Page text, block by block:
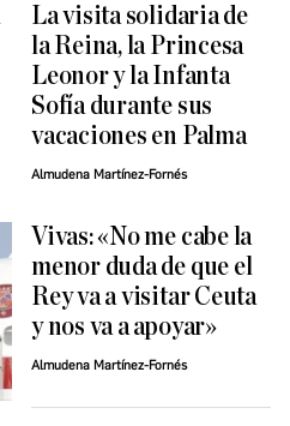
La visita solidaria de
la Reina, la Princesa
Leonor y la Infanta
Sofía durante sus
vacaciones en Palma
Almudena Martínez-Fornés
Vivas: «No me cabe la
menor duda de que el
Rey va a visitar Ceuta
y nos va a apoyar»
Almudena Martínez-Fornés